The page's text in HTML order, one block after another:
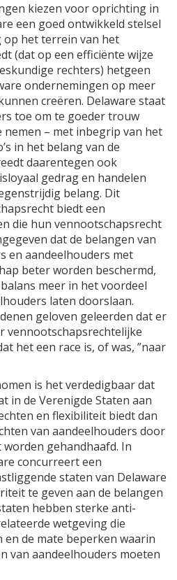
kiezen voor oprichting in
een goed ontwikkeld stelsel
op het terrein van het
(dat op een efficiënte wijze
rechters) hetgeen
ondernemingen op meer
creëren. Delaware staat
toe om te goeder trouw
nemen – met inbegrip van het
in het belang van de
daarentegen ook
gedrag en handelen
belang. Dit
biedt een
die hun vennootschapsrecht
dat de belangen van
en aandeelhouders met
beter worden beschermd,
meer in het voordeel
laten doorslaan.
geloven geleerden dat er
vennootschapsrechtelijke
het een race is, of was, ”naar
is het verdedigbaar dat
in de Verenigde Staten aan
en flexibiliteit biedt dan
van aandeelhouders door
gehandhaafd. In
concurreert een
staten van Delaware
te geven aan de belangen
hebben sterke anti-
wetgeving die
de mate beperken waarin
van aandeelhouders moeten